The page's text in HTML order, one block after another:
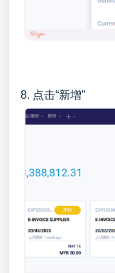
8. 点击“新增”